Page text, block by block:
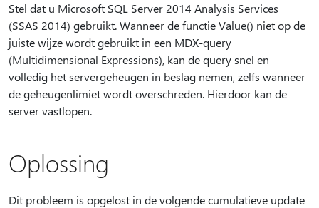
Stel dat u Microsoft SQL Server 2014 Analysis Services
(SSAS 2014) gebruikt. Wanneer de functie Value() niet op de
juiste wijze wordt gebruikt in een MDX-query
(Multidimensional Expressions), kan de query snel en
volledig het servergeheugen in beslag nemen, zelfs wanneer
de geheugenlimiet wordt overschreden. Hierdoor kan de
server vastlopen.
Oplossing
Dit probleem is opgelost in de volgende cumulatieve update